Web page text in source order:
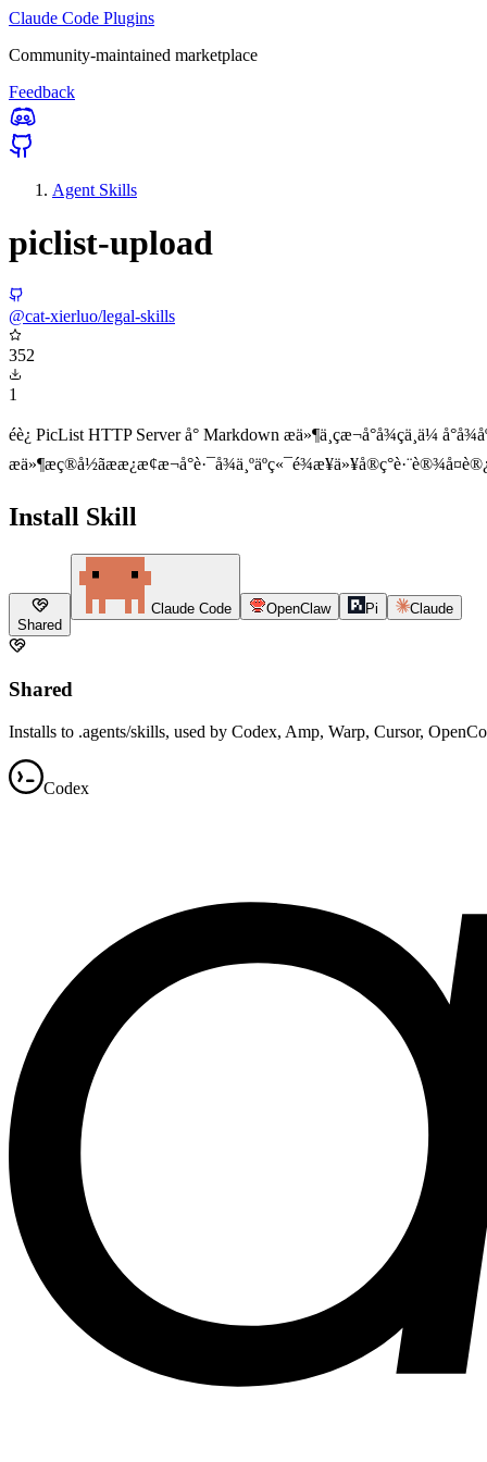
Claude Code Plugins
Community-maintained marketplace
Feedback
Agent Skills
piclist-upload
@cat-xierluo/legal-skills
352
1
éè¿ PicList HTTP Server å° Markdown æä»¶ä¸­çæ¬å°å¾çä¸ä¼
Install Skill
Shared
Claude Code OpenClaw Pi Claude
Shared
Installs to .agents/skills, used by Codex, Amp, Warp, Cursor,
Codex